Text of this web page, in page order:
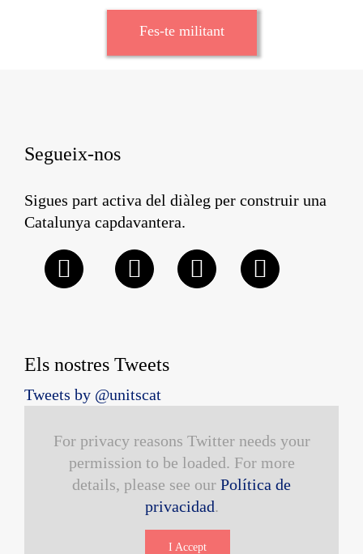
Fes-te militant
Segueix-nos
Sigues part activa del diàleg per construir una
Catalunya capdavantera.
Els nostres Tweets
Tweets by @unitscat
For privacy reasons Twitter needs your
permission to be loaded. For more
details, please see our Política de
privacidad.
I Accept